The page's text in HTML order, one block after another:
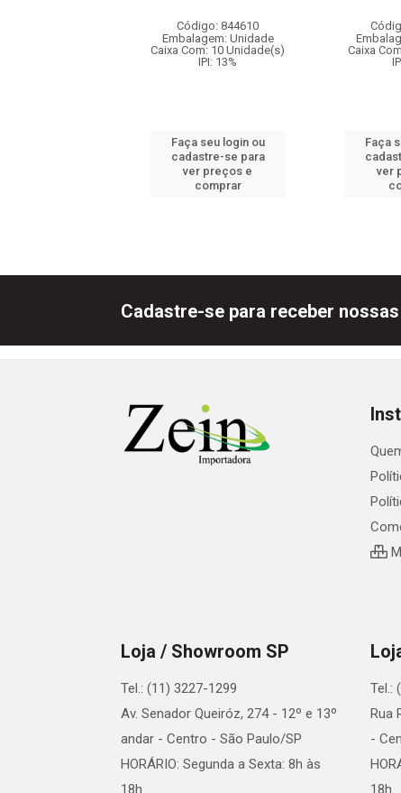
Código: 844610
Embalagem: Unidade
Caixa Com: 10 Unidade(s)
IPI: 13%
Faça seu login ou
cadastre-se para
ver preços e
comprar
Caixa
Faça
ver
Cadastre-se para receber
Loja / Showroom SP
Tel.: (11) 3227-1299
Av. Senador Queiróz, 274 - 12º e 13º
andar - Centro - São Paulo/SP
HORÁRIO: Segunda a Sexta: 8h às
18h.
Tel.:
Rua
-
18h.